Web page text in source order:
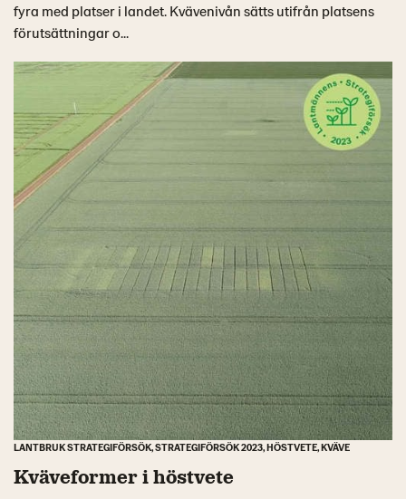
fyra med platser i landet. Kvävenivån sätts utifrån platsens
förutsättningar o...
LANTBRUK STRATEGIFÖRSÖK, STRATEGIFÖRSÖK 2023, HÖSTVETE, KVÄVE
Kväveformer i höstvete